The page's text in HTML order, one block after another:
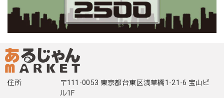
住所
〒111-0053 東京都台東区浅草橋1-21-6 宝山ビ
ル1F